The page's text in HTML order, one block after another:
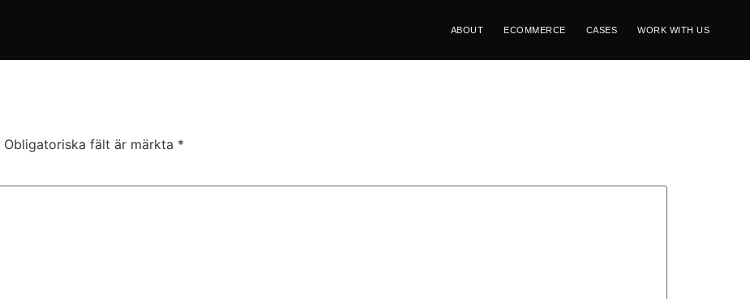
ABOUT ECOMMERCE CASES WORK WITH US
Obligatoriska fält är märkta *